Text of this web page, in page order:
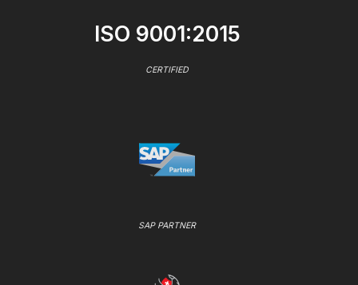
ISO 9001:2015
CERTIFIED
SAP PARTNER